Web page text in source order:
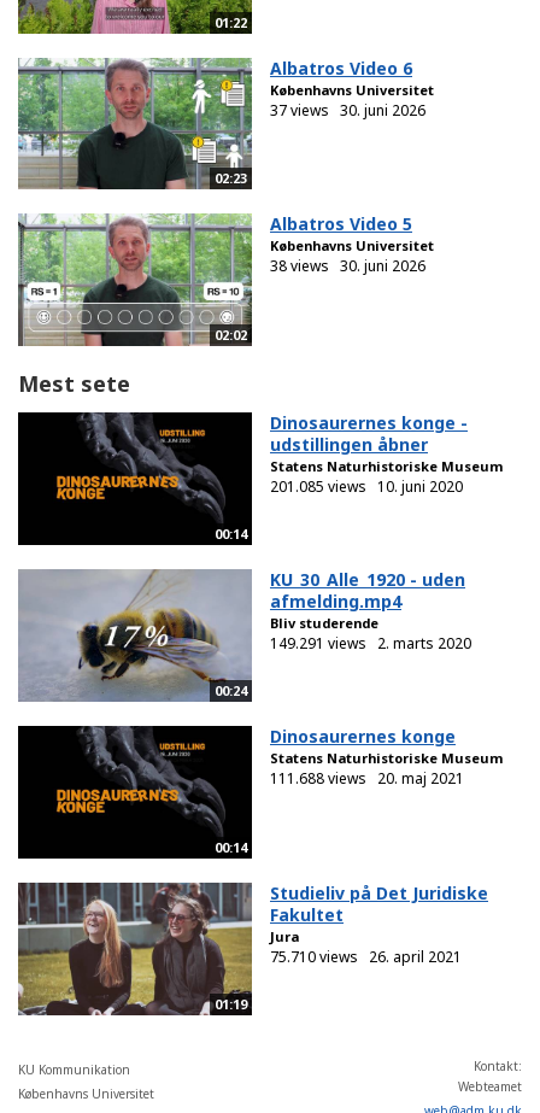
01:22
02:23
Albatros Video 6
Københavns Universitet
37 views 30. juni 2026
02:02
Albatros Video 5
Københavns Universitet
38 views 30. juni 2026
Mest sete
00:14
Dinosaurernes konge -
udstillingen åbner
Statens Naturhistoriske Museum
201.085 views 10. juni 2020
00:24
KU_30_Alle_1920 - uden
afmelding.mp4
Bliv studerende
149.291 views 2. marts 2020
00:14
Dinosaurernes konge
Statens Naturhistoriske Museum
111.688 views 20. maj 2021
01:19
Studieliv på Det Juridiske
Fakultet
Jura
75.710 views 26. april 2021
KU Kommunikation
Københavns Universitet
Kontakt:
Webteamet